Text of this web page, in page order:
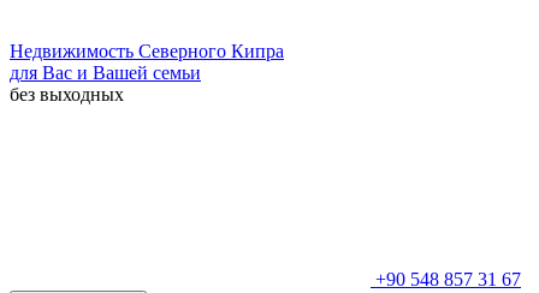
Недвижимость Северного Кипра
для Вас и Вашей семьи
без выходных
+90 548 857 31 67